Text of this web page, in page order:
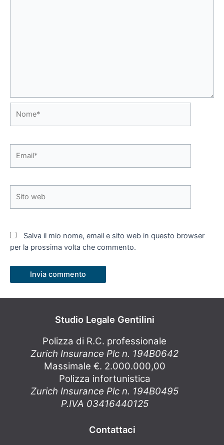
web
Salva il mio nome, email e sito web in questo browser
per la prossima volta che commento.
Studio Legale Gentilini
Polizza di R.C. professionale
Zurich Insurance Plc n. 194B0642
Massimale €. 2.000.000,00
Polizza infortunistica
Zurich Insurance Plc n. 194B0495
P.IVA 03416440125
Contattaci